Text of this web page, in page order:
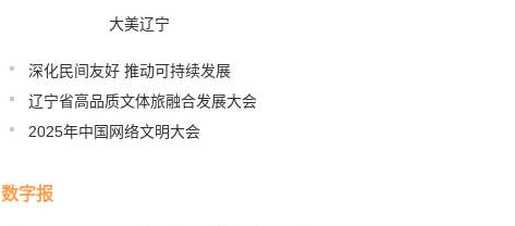
大美辽宁
深化民间友好 推动可持续发展
辽宁省高品质文体旅融合发展大会
2025年中国网络文明大会
数字报